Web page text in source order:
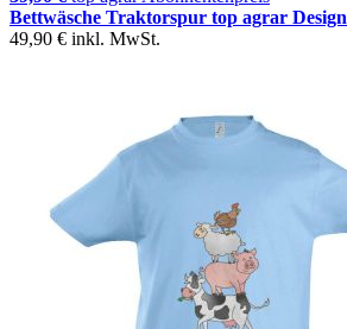
Bettwäsche Traktorspur top agrar Design
49,90 € inkl. MwSt.